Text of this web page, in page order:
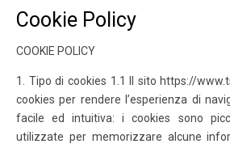
Cookie Policy
COOKIE POLICY
1. Tipo di cookies 1.1 Il sito https://
cookies per rendere l’esperienza di
facile ed intuitiva: i cookies sono
utilizzate per memorizzare alcune